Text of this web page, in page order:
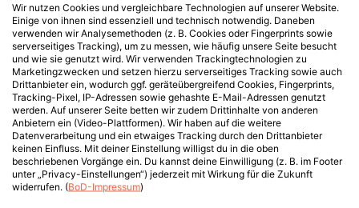
Wir nutzen Cookies und vergleichbare Technologien auf unserer Website.
Einige von ihnen sind essenziell und technisch notwendig. Daneben
verwenden wir Analysemethoden (z. B. Cookies oder Fingerprints sowie
serverseitiges Tracking), um zu messen, wie häufig unsere Seite besucht
und wie sie genutzt wird. Wir verwenden Trackingtechnologien zu
Marketingzwecken und setzen hierzu serverseitiges Tracking sowie auch
Drittanbieter ein, wodurch ggf. geräteübergreifend Cookies, Fingerprints,
Tracking-Pixel, IP-Adressen sowie gehashte E-Mail-Adressen genutzt
werden. Auf unserer Seite betten wir zudem Drittinhalte von anderen
Anbietern ein (Video-Plattformen). Wir haben auf die weitere
Datenverarbeitung und ein etwaiges Tracking durch den Drittanbieter
keinen Einfluss. Mit deiner Einstellung willigst du in die oben
beschriebenen Vorgänge ein. Du kannst deine Einwilligung (z. B. im Footer
unter „Privacy-Einstellungen“) jederzeit mit Wirkung für die Zukunft
widerrufen. (BoD-Impressum)